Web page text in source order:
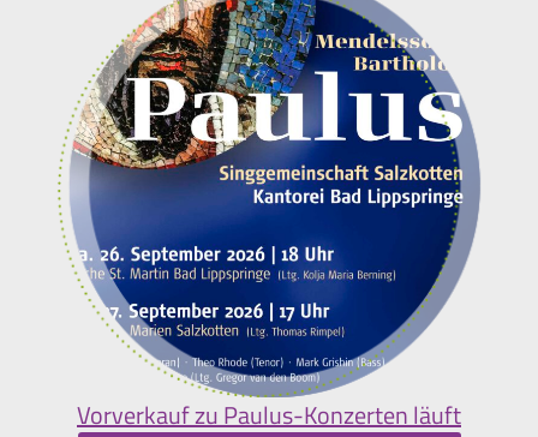
Vorverkauf zu Paulus-Konzerten läuft